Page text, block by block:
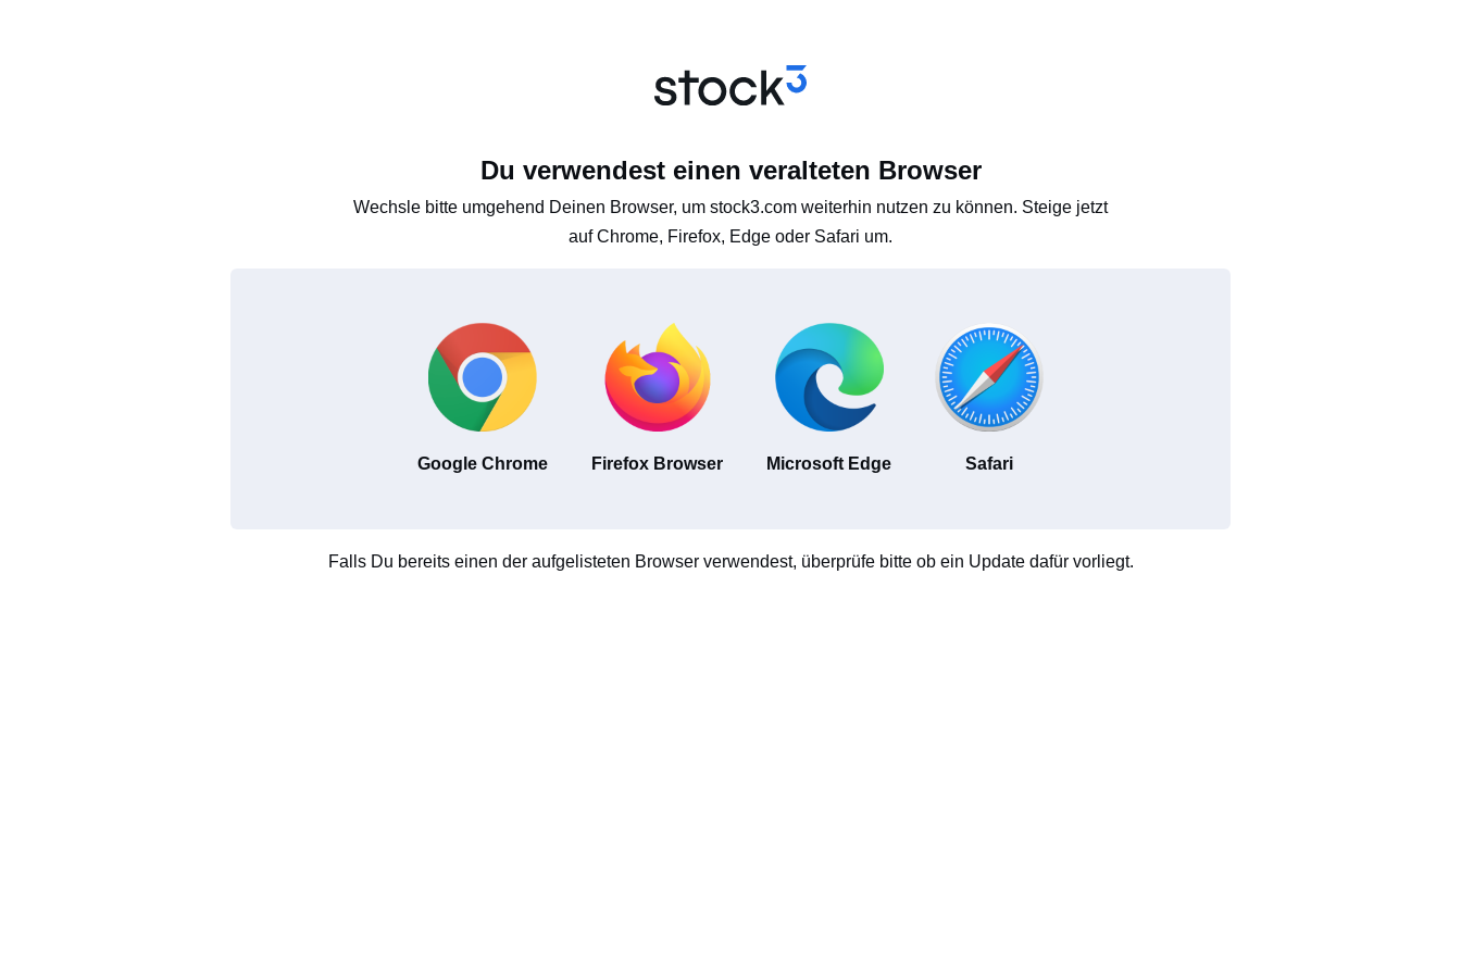
Du verwendest einen veralteten Browser
Wechsle bitte umgehend Deinen Browser, um stock3.com weiterhin nutzen zu können. Steige jetzt
auf Chrome, Firefox, Edge oder Safari um.
Google Chrome Firefox Browser Microsoft Edge Safari
Falls Du bereits einen der aufgelisteten Browser verwendest, überprüfe bitte ob ein Update dafür vorliegt.